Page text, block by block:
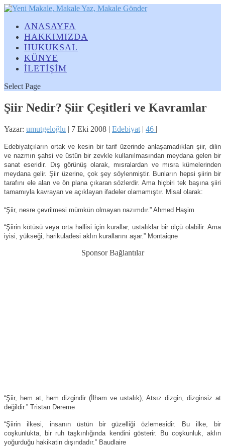
ANASAYFA
HAKKIMIZDA
HUKUKSAL
KÜNYE
İLETİŞİM
Select Page
Şiir Nedir? Şiir Çeşitleri ve Kavramlar
Yazar: umutgeloğlu | 7 Eki 2008 | Edebiyat | 46 |
Edebiyatçıların ortak ve kesin bir tarif üzerinde anlaşamadıkları şiir, dilin
ve nazmın şahsi ve üstün bir zevkle kullanılmasından meydana gelen bir
sanat eseridir. Dış görünüş olarak, mısralardan ve mısra kümelerinden
meydana gelir. Şiir üzerine, çok şey söylenmiştir. Bunların hepsi şiirin bir
tarafını ele alan ve ön plana çıkaran sözlerdir. Ama hiçbiri tek başına şiiri
tamamıyla kavrayan ve açıklayan ifadeler olamamıştır. Misal olarak:
“Şiir, nesre çevrilmesi mümkün olmayan nazımdır.” Ahmed Haşim
“Şiirin kötüsü veya orta hallisi için kurallar, ustalıklar bir ölçü olabilir. Ama
iyisi, yükseği, harikuladesi aklın kurallarını aşar.” Montaiqne
Sponsor Bağlantılar
“Şiir, hem at, hem dizgindir (İlham ve ustalık); Atsız dizgin, dizginsiz at
değildir.” Tristan Dereme
“Şiirin ilkesi, insanın üstün bir güzelliği özlemesidir. Bu ilke, bir
coşkunlukta, bir ruh taşkınlığında kendini gösterir. Bu coşkunluk, aklın
yoğurduğu hakikatin dışındadır.” Baudlaire